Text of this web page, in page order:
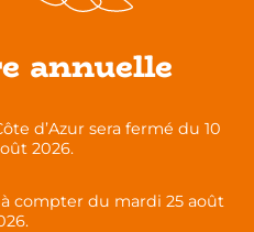
un public FLE débutant
actualités
annuelle
d’Azur sera fermé du 10
2026.
compter du mardi 25 août